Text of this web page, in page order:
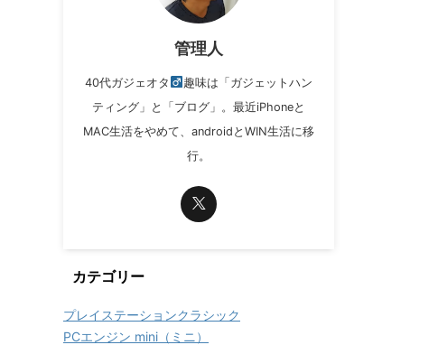
管理人
40代ガジェオタ
趣味は「ガジェットハン
ティング」と「ブログ」。最近iPhoneと
MAC生活をやめて、androidとWIN生活に移
行。
カテゴリー
プレイステーションクラシック
PCエンジン mini（ミニ）